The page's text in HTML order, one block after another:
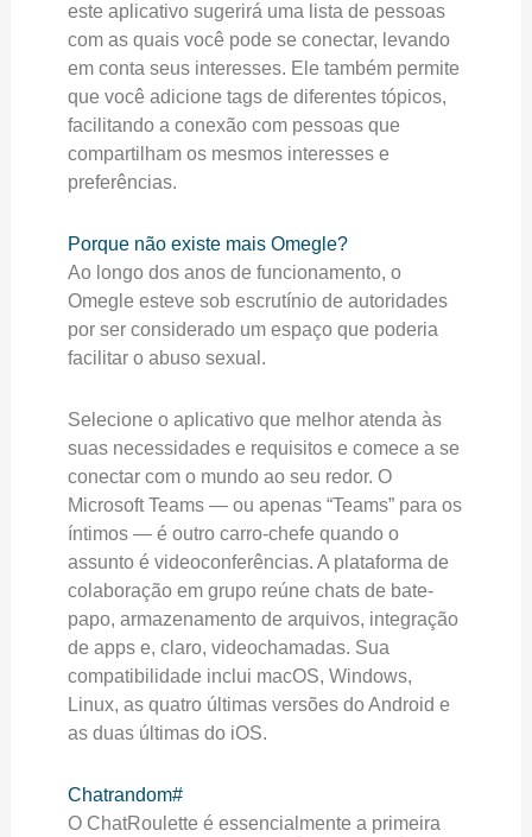
este aplicativo sugerirá uma lista de pessoas
com as quais você pode se conectar, levando
em conta seus interesses. Ele também permite
que você adicione tags de diferentes tópicos,
facilitando a conexão com pessoas que
compartilham os mesmos interesses e
preferências.
Porque não existe mais Omegle?
Ao longo dos anos de funcionamento, o
Omegle esteve sob escrutínio de autoridades
por ser considerado um espaço que poderia
facilitar o abuso sexual.
Selecione o aplicativo que melhor atenda às
suas necessidades e requisitos e comece a se
conectar com o mundo ao seu redor. O
Microsoft Teams — ou apenas “Teams” para os
íntimos — é outro carro-chefe quando o
assunto é videoconferências. A plataforma de
colaboração em grupo reúne chats de bate-
papo, armazenamento de arquivos, integração
de apps e, claro, videochamadas. Sua
compatibilidade inclui macOS, Windows,
Linux, as quatro últimas versões do Android e
as duas últimas do iOS.
Chatrandom#
O ChatRoulette é essencialmente a primeira